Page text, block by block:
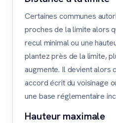
Certaines communes
proches de la limite alors
recul minimal ou une
plantez près de la limite,
augmente. Il devient alors
accord écrit du voisinage
une base réglementaire
Hauteur maximale